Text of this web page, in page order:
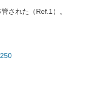
された（Ref.1）。